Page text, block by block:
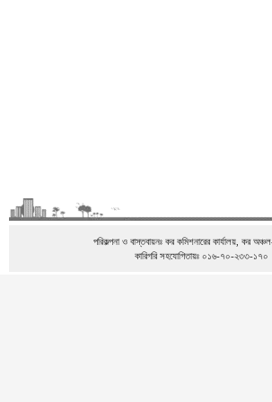
পরিকল্পনা ও বাস্তবায়নঃ কর কমিশনারের কার্যালয়, কর
কারিগরি সহযোগিতায়ঃ ০১৬-৭০-২৩৩-১৭০